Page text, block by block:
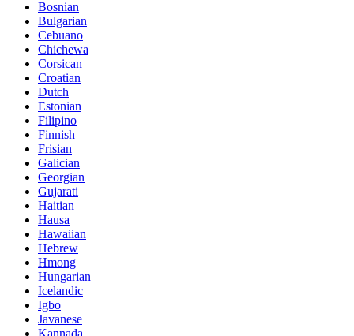
Bosnian
Bulgarian
Cebuano
Chichewa
Corsican
Croatian
Dutch
Estonian
Filipino
Finnish
Frisian
Galician
Georgian
Gujarati
Haitian
Hausa
Hawaiian
Hebrew
Hmong
Hungarian
Icelandic
Igbo
Javanese
Kannada